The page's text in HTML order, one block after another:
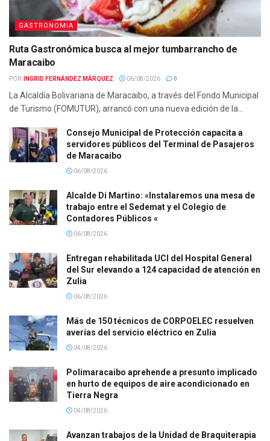
GASTRONOMIA
Ruta Gastronómica busca al mejor tumbarrancho de
Maracaibo
POR: INGRID FERNÁNDEZ MÁRQUEZ 06/08/2026 0
La Alcaldía Bolivariana de Maracaibo, a través del Fondo Municipal
de Turismo (FOMUTUR), arrancó con una nueva edición de la...
Consejo Municipal de Protección capacita a
servidores públicos del Terminal de Pasajeros
de Maracaibo
06/08/2026
Alcalde Di Martino: «Instalaremos una mesa de
trabajo entre el Sedemat y el Colegio de
Contadores Públicos «
06/08/2026
Entregan rehabilitada UCI del Hospital General
del Sur elevando a 124 capacidad de atención en
Zulia
06/08/2026
Más de 150 técnicos de CORPOELEC resuelven
averías del servicio eléctrico en Zulia
04/08/2026
Polimaracaibo aprehende a presunto implicado
en hurto de equipos de aire acondicionado en
Tierra Negra
04/08/2026
Avanzan trabajos de la Unidad de Braquiterapia